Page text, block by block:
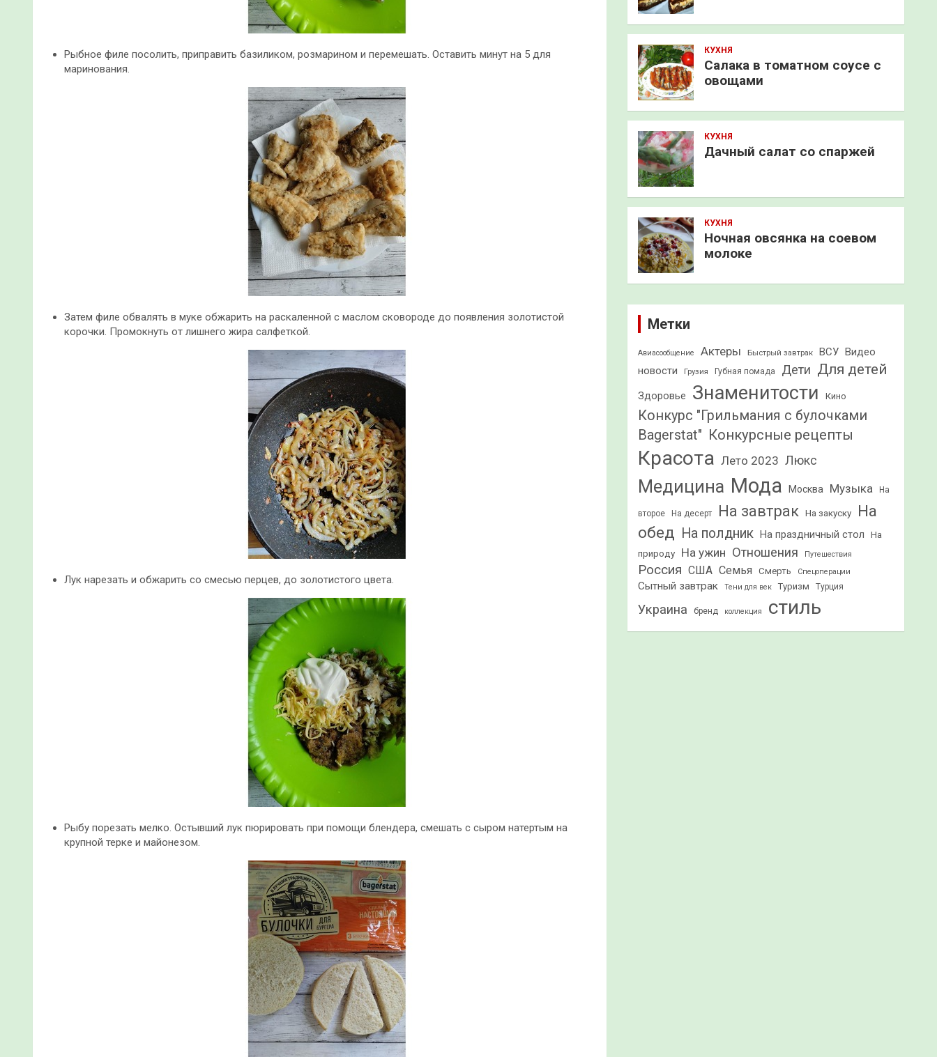
Рыбное филе посолить, приправить базиликом, розмарином и перемешать. Оставить минут на 5 для
маринования.
Затем филе обвалять в муке обжарить на раскаленной с маслом сковороде до появления золотистой
корочки. Промокнуть от лишнего жира салфеткой.
Лук нарезать и обжарить со смесью перцев, до золотистого цвета.
Рыбу порезать мелко. Остывший лук пюрировать при помощи блендера, смешать с сыром натертым на
крупной терке и майонезом.
КУХНЯ
Салака в томатном соусе с
овощами
КУХНЯ
Дачный салат со спаржей
КУХНЯ
Ночная овсянка на соевом
молоке
Метки
Авиасообщение Актеры Быстрый завтрак ВСУ Видео
новости
Грузия Губная помада Дети Для детей
Здоровье Знаменитости Кино
Конкурс "Грильмания с булочками
Bagerstat" Конкурсные рецепты
Красота Лето 2023 Люкс
Медицина Мода Москва Музыка На
второе На десерт На завтрак На закуску
На
обед На полдник На праздничный стол
На
природу
На ужин Отношения Путешествия
Россия США Семья Смерть Спецоперации
Сытный завтрак Тени для век Туризм Турция
Украина бренд коллекция стиль